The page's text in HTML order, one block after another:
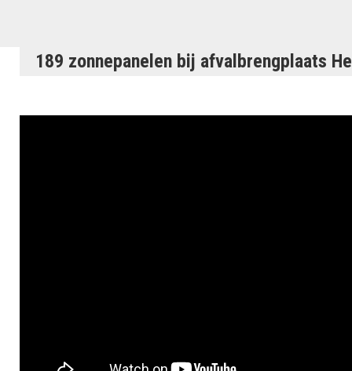
189 zonnepanelen bij afvalbrengplaats